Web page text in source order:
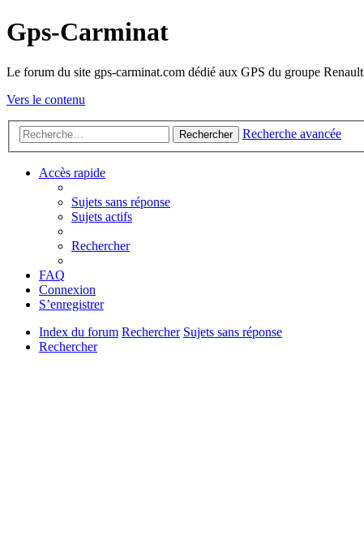
Gps-Carminat
Le forum du site gps-carminat.com dédié aux GPS du groupe Renault
Vers le contenu
Rechercher Recherche avancée
Accès rapide
Sujets sans réponse
Sujets actifs
Rechercher
FAQ
Connexion
S’enregistrer
Index du forum Rechercher Sujets sans réponse
Rechercher